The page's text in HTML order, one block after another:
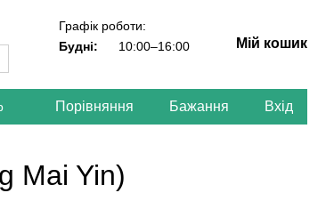
Графік роботи:
Будні:
10:00–16:00 Мій кошик
Порівняння Бажання Вхід
Mai Yin)